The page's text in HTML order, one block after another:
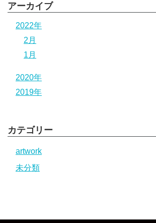
アーカイブ
2022年
2月
1月
2020年
2019年
カテゴリー
artwork
未分類